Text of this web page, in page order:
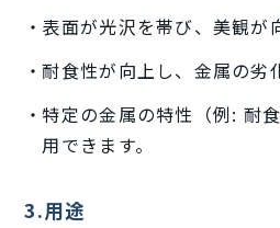
表面が光沢を帯び、美観が
耐食性が向上し、金属の劣
特定の金属の特性（例: 耐
用できます。
3.用途